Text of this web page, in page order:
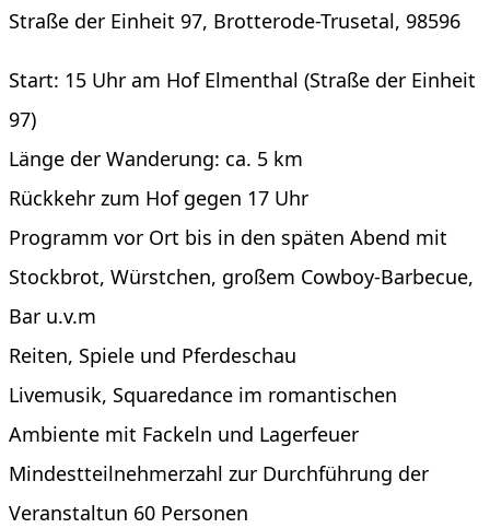
Straße der Einheit 97, Brotterode-Trusetal, 98596
Start: 15 Uhr am Hof Elmenthal (Straße der Einheit
97)
Länge der Wanderung: ca. 5 km
Rückkehr zum Hof gegen 17 Uhr
Programm vor Ort bis in den späten Abend mit
Stockbrot, Würstchen, großem Cowboy-Barbecue,
Bar u.v.m
Reiten, Spiele und Pferdeschau
Livemusik, Squaredance im romantischen
Ambiente mit Fackeln und Lagerfeuer
Mindestteilnehmerzahl zur Durchführung der
Veranstaltun 60 Personen